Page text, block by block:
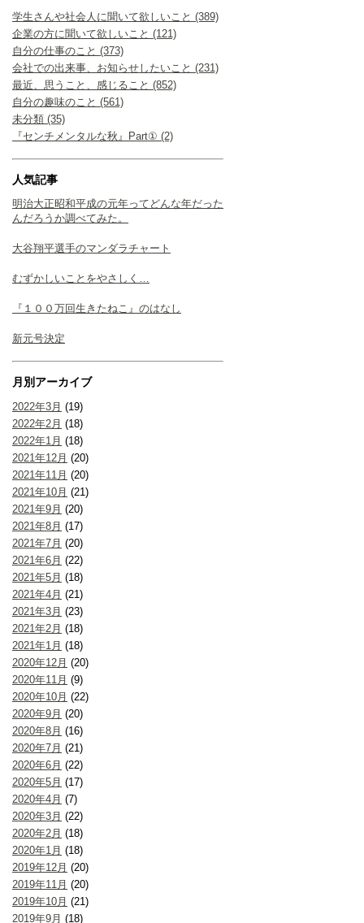
学生さんや社会人に聞いて欲しいこと (389)
企業の方に聞いて欲しいこと (121)
自分の仕事のこと (373)
会社での出来事、お知らせしたいこと (231)
最近、思うこと、感じること (852)
自分の趣味のこと (561)
未分類 (35)
『センチメンタルな秋』Part① (2)
人気記事
明治大正昭和平成の元年ってどんな年だった
んだろうか調べてみた。
大谷翔平選手のマンダラチャート
むずかしいことをやさしく…
『１００万回生きたねこ』のはなし
新元号決定
月別アーカイブ
2022年3月 (19)
2022年2月 (18)
2022年1月 (18)
2021年12月 (20)
2021年11月 (20)
2021年10月 (21)
2021年9月 (20)
2021年8月 (17)
2021年7月 (20)
2021年6月 (22)
2021年5月 (18)
2021年4月 (21)
2021年3月 (23)
2021年2月 (18)
2021年1月 (18)
2020年12月 (20)
2020年11月 (9)
2020年10月 (22)
2020年9月 (20)
2020年8月 (16)
2020年7月 (21)
2020年6月 (22)
2020年5月 (17)
2020年4月 (7)
2020年3月 (22)
2020年2月 (18)
2020年1月 (18)
2019年12月 (20)
2019年11月 (20)
2019年10月 (21)
2019年9月 (18)